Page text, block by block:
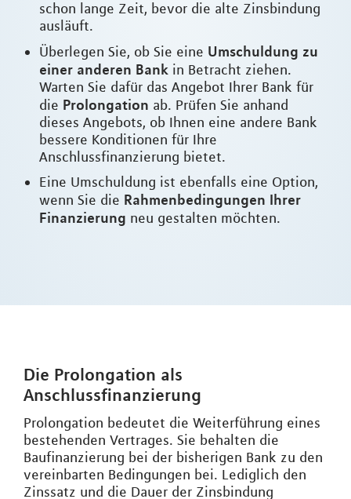
schon lange Zeit, bevor die alte Zinsbindung
ausläuft.
Überlegen Sie, ob Sie eine Umschuldung zu
einer anderen Bank in Betracht ziehen.
Warten Sie dafür das Angebot Ihrer Bank für
die Prolongation ab. Prüfen Sie anhand
dieses Angebots, ob Ihnen eine andere Bank
bessere Konditionen für Ihre
Anschlussfinanzierung bietet.
Eine Umschuldung ist ebenfalls eine Option,
wenn Sie die Rahmenbedingungen Ihrer
Finanzierung neu gestalten möchten.
Die Prolongation als
Anschlussfinanzierung
Prolongation bedeutet die Weiterführung eines
bestehenden Vertrages. Sie behalten die
Baufinanzierung bei der bisherigen Bank zu den
vereinbarten Bedingungen bei. Lediglich den
Zinssatz und die Dauer der Zinsbindung